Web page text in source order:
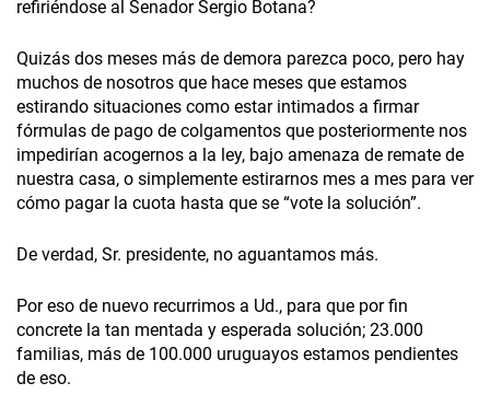
refiriéndose al Senador Sergio Botana?
Quizás dos meses más de demora parezca poco, pero hay
muchos de nosotros que hace meses que estamos
estirando situaciones como estar intimados a firmar
fórmulas de pago de colgamentos que posteriormente nos
impedirían acogernos a la ley, bajo amenaza de remate de
nuestra casa, o simplemente estirarnos mes a mes para ver
cómo pagar la cuota hasta que se “vote la solución”.
De verdad, Sr. presidente, no aguantamos más.
Por eso de nuevo recurrimos a Ud., para que por fin
concrete la tan mentada y esperada solución; 23.000
familias, más de 100.000 uruguayos estamos pendientes
de eso.